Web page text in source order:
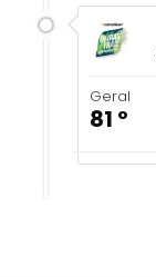
Geral
81 º